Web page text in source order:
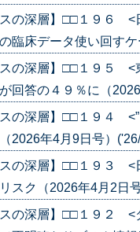
スの深層】□□１９６
臨床データ使い回す
スの深層】□□１９５
回答の４９％に（
スの深層】□□１９４
2026年4月9日号）
スの深層】□□１９３
スク（2026年4月2日
スの深層】□□１９２